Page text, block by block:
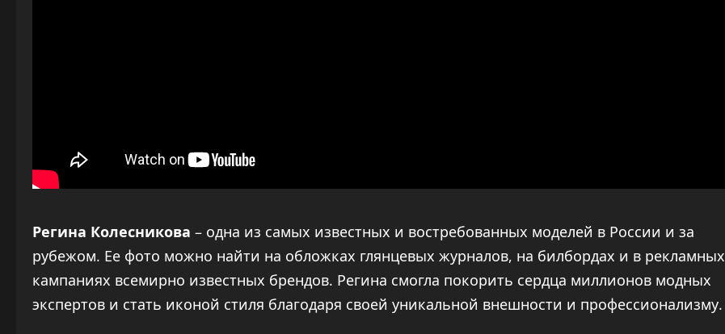
Регина Колесникова – одна из самых известных и востребованных моделей в России и за
рубежом. Ее фото можно найти на обложках глянцевых журналов, на билбордах и в рекламных
кампаниях всемирно известных брендов. Регина смогла покорить сердца миллионов модных
экспертов и стать иконой стиля благодаря своей уникальной внешности и профессионализму.